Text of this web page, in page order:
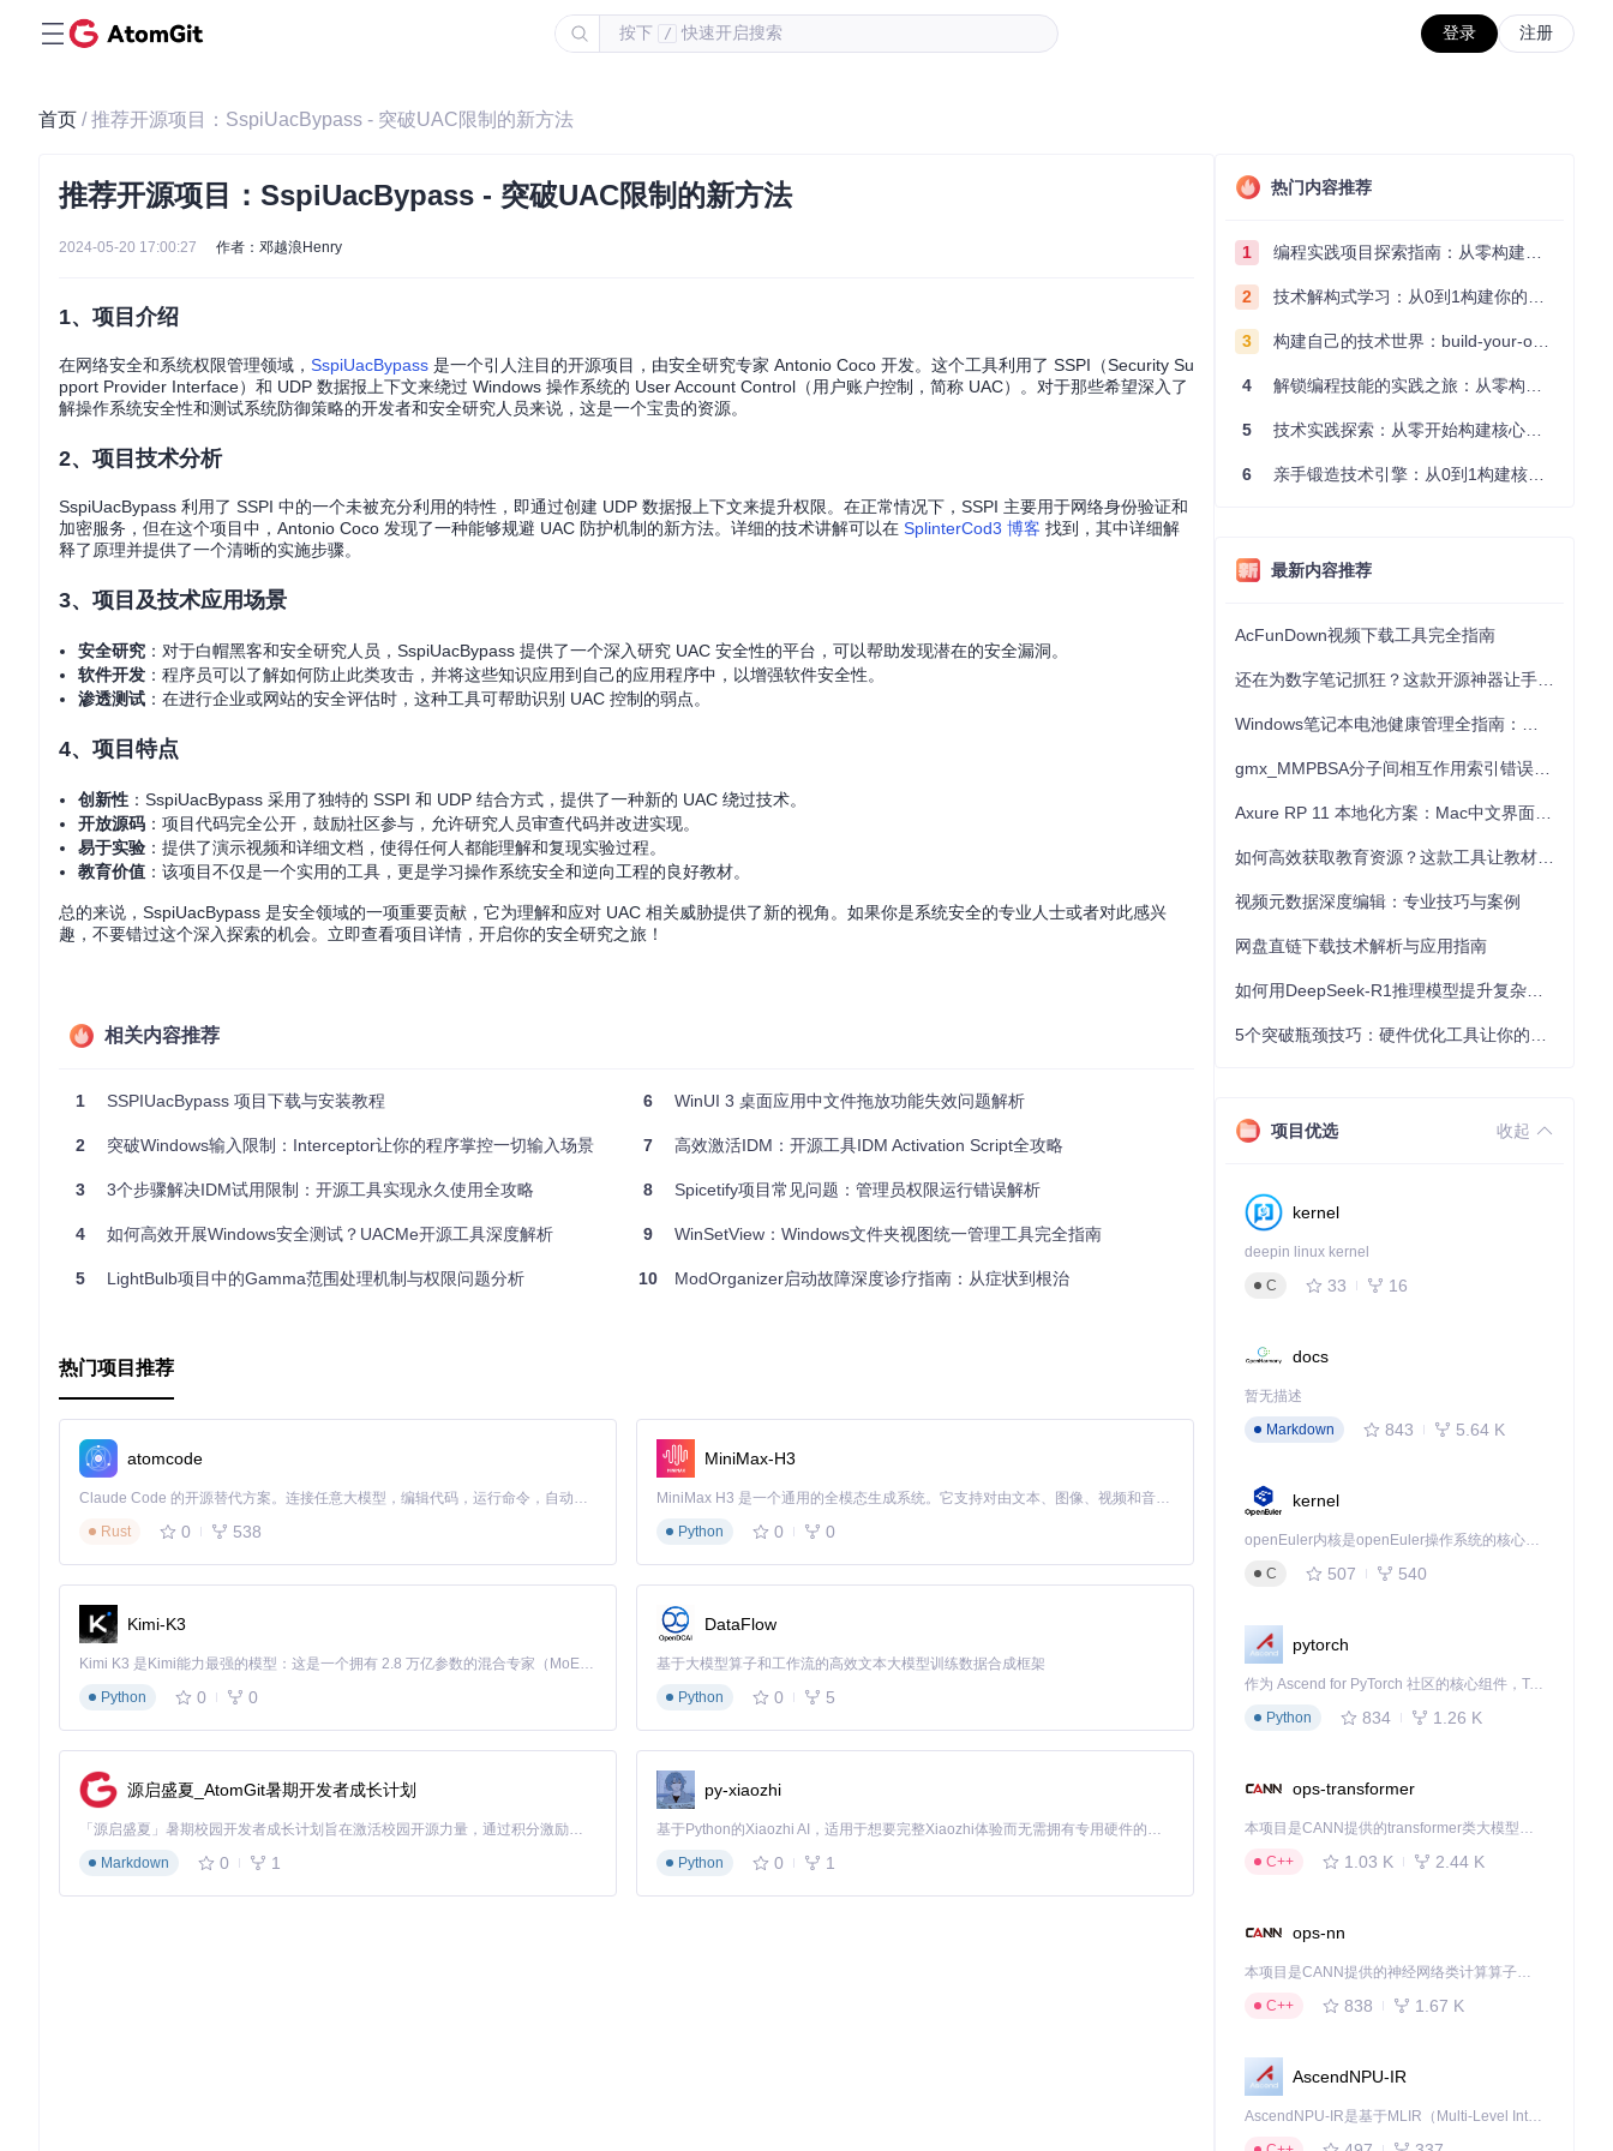
按下 / 快速开启搜索 登录 注册
首页 / 推荐开源项目：SspiUacBypass - 突破UAC限制的新方法
推荐开源项目：SspiUacBypass - 突破UAC限制的新方法
2024-05-20 17:00:27 作者：邓越浪Henry
1、项目介绍
在网络安全和系统权限管理领域， SspiUacBypass 是一个引人注目的开源项目，由安全研究专家 Antonio Coco 开发。这个工具利用了 SSPI（Security Su
pport Provider Interface）和 UDP 数据报上下文来绕过 Windows 操作系统的 User Account Control（用户账户控制，简称 UAC）。对于那些希望深入了
解操作系统安全性和测试系统防御策略的开发者和安全研究人员来说，这是一个宝贵的资源。
2、项目技术分析
SspiUacBypass 利用了 SSPI 中的一个未被充分利用的特性，即通过创建 UDP 数据报上下文来提升权限。在正常情况下，SSPI 主要用于网络身份验证和
加密服务，但在这个项目中，Antonio Coco 发现了一种能够规避 UAC 防护机制的新方法。详细的技术讲解可以在 SplinterCod3 博客 找到，其中详细解
释了原理并提供了一个清晰的实施步骤。
3、项目及技术应用场景
安全研究 ：对于白帽黑客和安全研究人员，SspiUacBypass 提供了一个深入研究 UAC 安全性的平台，可以帮助发现潜在的安全漏洞。
软件开发 ：程序员可以了解如何防止此类攻击，并将这些知识应用到自己的应用程序中，以增强软件安全性。
渗透测试 ：在进行企业或网站的安全评估时，这种工具可帮助识别 UAC 控制的弱点。
4、项目特点
创新性 ：SspiUacBypass 采用了独特的 SSPI 和 UDP 结合方式，提供了一种新的 UAC 绕过技术。
开放源码 ：项目代码完全公开，鼓励社区参与，允许研究人员审查代码并改进实现。
易于实验 ：提供了演示视频和详细文档，使得任何人都能理解和复现实验过程。
教育价值 ：该项目不仅是一个实用的工具，更是学习操作系统安全和逆向工程的良好教材。
总的来说，SspiUacBypass 是安全领域的一项重要贡献，它为理解和应对 UAC 相关威胁提供了新的视角。如果你是系统安全的专业人士或者对此感兴
趣，不要错过这个深入探索的机会。立即查看项目详情，开启你的安全研究之旅！
相关内容推荐
1 SSPIUacBypass 项目下载与安装教程
2 突破Windows输入限制：Interceptor让你的程序掌控一切输入场景
3 3个步骤解决IDM试用限制：开源工具实现永久使用全攻略
4 如何高效开展Windows安全测试？UACMe开源工具深度解析
5 LightBulb项目中的Gamma范围处理机制与权限问题分析
6 WinUI 3 桌面应用中文件拖放功能失效问题解析
7 高效激活IDM：开源工具IDM Activation Script全攻略
8 Spicetify项目常见问题：管理员权限运行错误解析
9 WinSetView：Windows文件夹视图统一管理工具完全指南
10 ModOrganizer启动故障深度诊疗指南：从症状到根治
热门项目推荐
atomcode
Claude Code 的开源替代方案。连接任意大模型，编辑代码，运行命令，自动验证 — 全自动执行。用 Rust 构建，极致性能。 ｜ An open-source alternative to Claude Code. Connect any LLM, edit code, run commands, and verify changes — autonomously. Built in Rust for speed. Get Started
Rust
0 538
MiniMax-H3
MiniMax H3 是一个通用的全模态生成系统。它支持对由文本、图像、视频和音频组成的多模态上下文进行统一理解，并能生成分辨率高达 2K、时长可达 15 秒的带原生立体声音频的视频。得益于面向任务泛化的系统设计，H3 在预训练阶段就已具备广泛的多模态上下文理解与生成能力，能够出色地执行复杂的多模态指令。
Python
0 0
Kimi-K3
Kimi K3 是Kimi能力最强的模型：这是一个拥有 2.8 万亿参数的混合专家（MoE）模型，具备原生视觉理解能力，并支持 100 万 token 的上下文窗口。
Python
0 0
DataFlow
基于大模型算子和工作流的高效文本大模型训练数据合成框架
Python
0 5
源启盛夏_AtomGit暑期开发者成长计划
「源启盛夏」暑期校园开发者成长计划旨在激活校园开源力量，通过积分激励、认证扶持、资源倾斜等形式，引导高校组织和开发者完成「入驻 — 建项目 — 做贡献 — 获认证 — 得资源」的完整闭环。无论你是想带领社团入驻平台的组织者，还是希望用代码贡献证明自己的开发者，都能在这里找到属于你的成长路径。
Markdown
0 1
py-xiaozhi
基于Python的Xiaozhi AI，适用于想要完整Xiaozhi体验而无需拥有专用硬件的用户。
Python
0 1
热门内容推荐
1 编程实践项目探索指南：从零构建技术能力体系
2 技术解构式学习：从0到1构建你的编程知识体系
3 构建自己的技术世界：build-your-own-x项目的实践探索指南
4 解锁编程技能的实践之旅：从零构建你的技术世界
5 技术实践探索：从零开始构建核心系统的实践指南
6 亲手锻造技术引擎：从0到1构建核心系统的实践指南
最新内容推荐
AcFunDown视频下载工具完全指南
视频元数据深度编辑：专业技巧与案例
网盘直链下载技术解析与应用指南
项目优选 收起
kernel
deepin linux kernel
C
33 16
docs
暂无描述
Markdown
843 5.64 K
kernel
openEuler内核是openEuler操作系统的核心，既是系统性能与稳定性的基石，也是连接处理器、设备与服务的桥梁。
C
507 540
pytorch
作为 Ascend for PyTorch 社区的核心组件，TorchNPU 是昇腾专为 PyTorch 打造的深度学习适配插件，使 PyTorch 框架能够直接调用昇腾 NPU，为开发者提供昇腾 AI 处理器的超强算力。
Python
834 1.26 K
ops-transformer
本项目是CANN提供的transformer类大模型算子库，实现网络在NPU上加速计算。
C++
1.03 K 2.44 K
ops-nn
本项目是CANN提供的神经网络类计算算子库，实现网络在NPU上加速计算。
C++
838 1.67 K
AscendNPU-IR
AscendNPU-IR是基于MLIR（Multi-Level Intermediate Representation）构建的，面向昇腾亲和算子编译时使用的中间表示，提供昇腾完备表达能力，通过编译优化提升昇腾AI处理器计算效率，支持通过生态框架使能昇腾AI处理器与深度调优